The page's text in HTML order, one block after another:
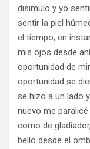
disimulo y yo
sentir la piel
el tiempo, en
mis ojos desde
oportunidad de
oportunidad se
se hizo a un lado
nuevo me
como de
bello desde el